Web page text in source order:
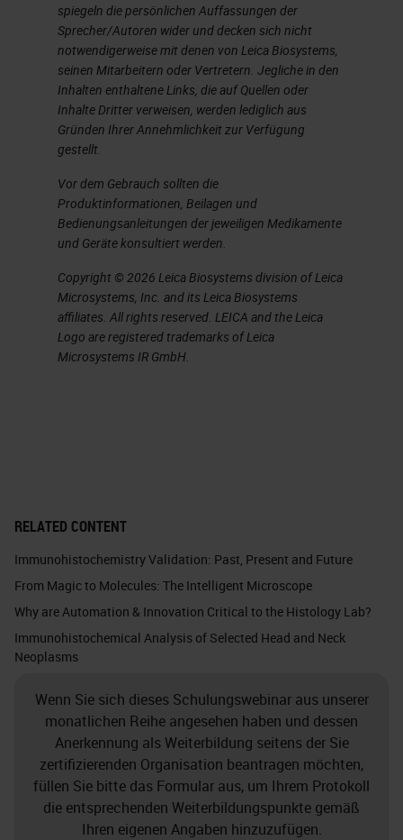
spiegeln die persönlichen Auffassungen der
Sprecher/Autoren wider und decken sich nicht
notwendigerweise mit denen von Leica Biosystems,
seinen Mitarbeitern oder Vertretern. Jegliche in den
Inhalten enthaltene Links, die auf Quellen oder
Inhalte Dritter verweisen, werden lediglich aus
Gründen Ihrer Annehmlichkeit zur Verfügung
gestellt.
Vor dem Gebrauch sollten die
Produktinformationen, Beilagen und
Bedienungsanleitungen der jeweiligen Medikamente
und Geräte konsultiert werden.
Copyright © 2026 Leica Biosystems division of Leica
Microsystems, Inc. and its Leica Biosystems
affiliates. All rights reserved. LEICA and the Leica
Logo are registered trademarks of Leica
Microsystems IR GmbH.
RELATED CONTENT
Immunohistochemistry Validation: Past, Present and Future
From Magic to Molecules: The Intelligent Microscope
Why are Automation & Innovation Critical to the Histology Lab?
Immunohistochemical Analysis of Selected Head and Neck
Neoplasms
Wenn Sie sich dieses Schulungswebinar aus unserer
monatlichen Reihe angesehen haben und dessen
Anerkennung als Weiterbildung seitens der Sie
zertifizierenden Organisation beantragen möchten,
füllen Sie bitte das Formular aus, um Ihrem Protokoll
die entsprechenden Weiterbildungspunkte gemäß
Ihren eigenen Angaben hinzuzufügen.